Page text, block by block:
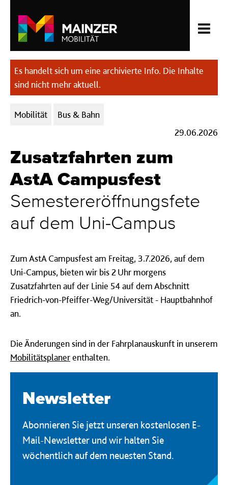
Es handelt sich um eine archivierte Info. Die Inhalte
sind nicht mehr aktuell.
Kategorien:
Mobilität
Bus & Bahn
29.06.2026
Zusatzfahrten zum
AstA Campusfest
Semestereröffnungsfete
auf dem Uni-Campus
Zum AstA Campusfest am Freitag, 3.7.2026, auf dem
Uni-Campus, bieten wir bis 2 Uhr morgens
Zusatzfahrten auf der Linie 54 auf dem Abschnitt
Friedrich-von-Pfeiffer-Weg/Universität - Hauptbahnhof
an.
Die Änderungen sind in der Fahrplanauskunft in unserem
Mobilitätsplanerenthalten.
Newsletter
Abonnieren Sie jetzt unseren kostenlosen E-
Mail-Newsletter und wir halten Sie
wöchentlich auf dem neuesten Stand.